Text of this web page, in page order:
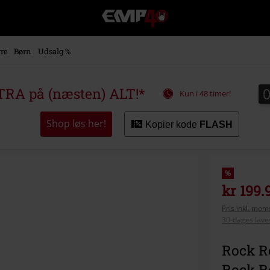
EMP
-
Musik,
merch
alternativ
Børn Udsalg %
på (næsten) ALT!* Kun i 48 timer! 0
0
Shop løs her! Kopier kode FLASH
%
kr
Pris inkl.
30-dages
Rock